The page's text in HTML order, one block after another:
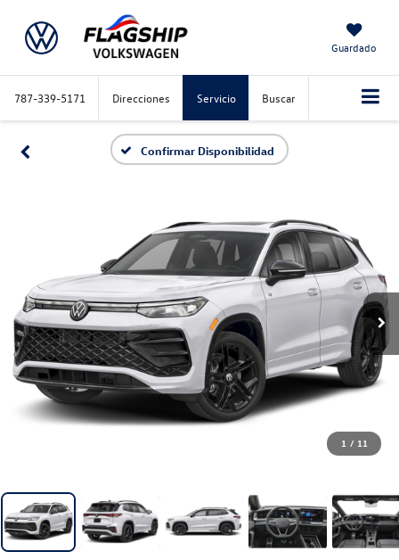
Guardado
787-339-5171 Direcciones Servicio Buscar
Confirmar Disponibilidad
1 / 11